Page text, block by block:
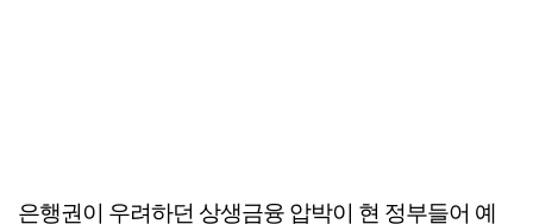
은행권이 우려하던 상생금융 압박이 현 정부들어 예